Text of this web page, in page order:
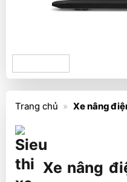
Trang chủ » Xe nâng
Xe nâng